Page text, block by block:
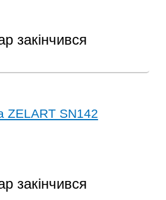
закінчився
ZELART SN142
закінчився